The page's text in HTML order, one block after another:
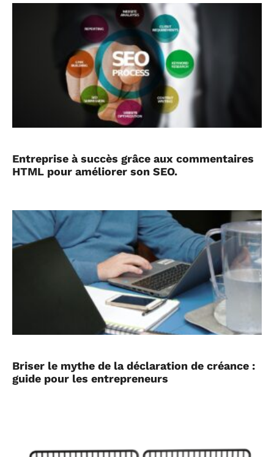
Entreprise à succès grâce aux commentaires
HTML pour améliorer son SEO.
Briser le mythe de la déclaration de créance :
guide pour les entrepreneurs